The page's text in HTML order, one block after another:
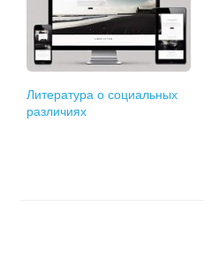
Литература о социальных
различиях